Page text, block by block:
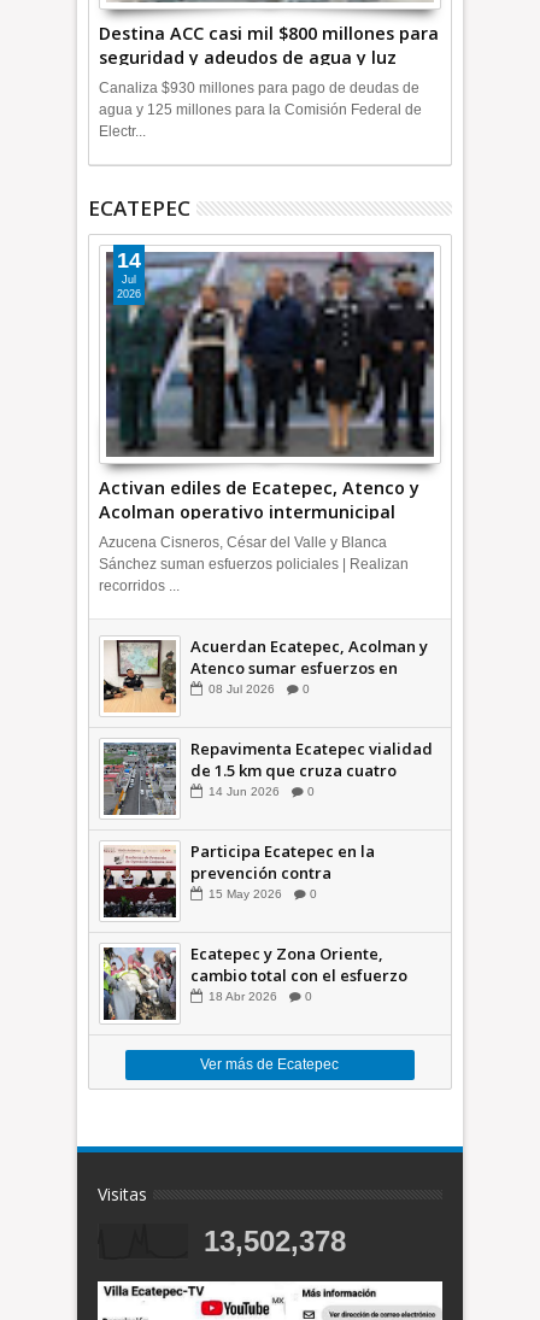
Destina ACC casi mil $800 millones para
seguridad y adeudos de agua y luz
+Video
Canaliza $930 millones para pago de deudas de
agua y 125 millones para la Comisión Federal de
Electr...
ECATEPEC
Activan ediles de Ecatepec, Atenco y
Acolman operativo intermunicipal
14
Jul
2026
Azucena Cisneros, César del Valle y Blanca
Sánchez suman esfuerzos policiales | Realizan
recorridos ...
Acuerdan Ecatepec, Acolman y
Atenco sumar esfuerzos en
seguridad
08 Jul 2026 0
Repavimenta Ecatepec vialidad
de 1.5 km que cruza cuatro
comunidades +Video
14 Jun 2026 0
Participa Ecatepec en la
prevención contra
inundaciones en el Valle de
15 May 2026 0
Ecatepec y Zona Oriente,
cambio total con el esfuerzo
conjunto: Azucena; retiran 21
18 Abr 2026 0
Ver más de Ecatepec
Visitas
13,502,378